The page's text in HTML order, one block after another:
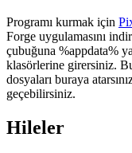
Programı kurmak için
Forge uygulamasını
çubuğuna %appdata%
klasörlerine girersiniz.
dosyaları buraya
geçebilirsiniz.
Hileler